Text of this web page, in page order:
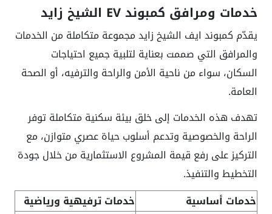
خدمات ومرافق كمبوند EV الشيخ زايد
يقدّم كمبوند ايف الشيخ زايد مجموعة متكاملة من الخدمات
والمرافق التي صممت بعناية لتلبية جميع احتياجات
السكان، سواء من ناحية الأمن والراحة والترفيه، أو الصحة
العامة.
تهدف هذه الخدمات إلى خلق بيئة سكنية متكاملة توفر
الراحة والخصوصية وتدعم أسلوب حياة عصري متوازن، مع
التركيز على رفع قيمة المشروع الاستثمارية من خلال جودة
التخطيط والتنفيذ.
خدمات أساسية
خدمات ترفيهية ورياضية